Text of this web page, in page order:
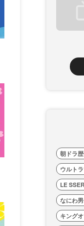
朝ドラ
ウルト
LE
なにわ
キング